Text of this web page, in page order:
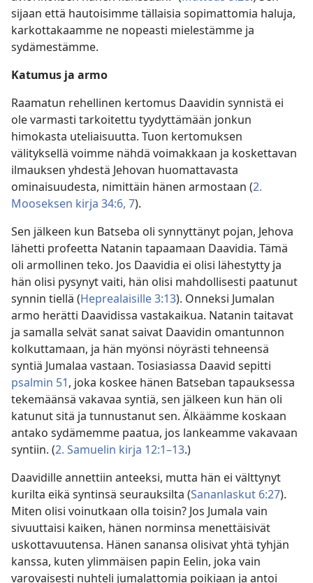
sijaan että hautoisimme tällaisia sopimattomia haluja,
karkottakaamme ne nopeasti mielestämme ja
sydämestämme.
Katumus ja armo
Raamatun rehellinen kertomus Daavidin synnistä ei
ole varmasti tarkoitettu tyydyttämään jonkun
himokasta uteliaisuutta. Tuon kertomuksen
välityksellä voimme nähdä voimakkaan ja koskettavan
ilmauksen yhdestä Jehovan huomattavasta
ominaisuudesta, nimittäin hänen armostaan (2.
Mooseksen kirja 34:6, 7).
Sen jälkeen kun Batseba oli synnyttänyt pojan, Jehova
lähetti profeetta Natanin tapaamaan Daavidia. Tämä
oli armollinen teko. Jos Daavidia ei olisi lähestytty ja
hän olisi pysynyt vaiti, hän olisi mahdollisesti paatunut
synnin tiellä (Heprealaisille 3:13). Onneksi Jumalan
armo herätti Daavidissa vastakaikua. Natanin taitavat
ja samalla selvät sanat saivat Daavidin omantunnon
kolkuttamaan, ja hän myönsi nöyrästi tehneensä
syntiä Jumalaa vastaan. Tosiasiassa Daavid sepitti
psalmin 51, joka koskee hänen Batseban tapauksessa
tekemäänsä vakavaa syntiä, sen jälkeen kun hän oli
katunut sitä ja tunnustanut sen. Älkäämme koskaan
antako sydämemme paatua, jos lankeamme vakavaan
syntiin. (2. Samuelin kirja 12:1–13.)
Daavidille annettiin anteeksi, mutta hän ei välttynyt
kurilta eikä syntinsä seurauksilta (Sananlaskut 6:27).
Miten olisi voinutkaan olla toisin? Jos Jumala vain
sivuuttaisi kaiken, hänen norminsa menettäisivät
uskottavuutensa. Hänen sanansa olisivat yhtä tyhjän
kanssa, kuten ylimmäisen papin Eelin, joka vain
varovaisesti nuhteli jumalattomia poikiaan ja antoi